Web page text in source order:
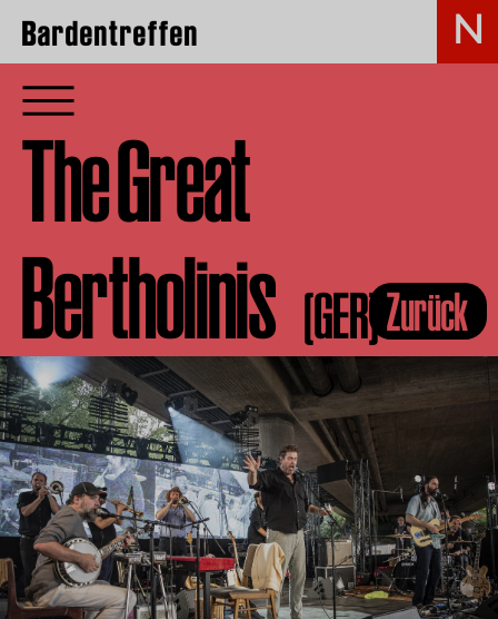
Bardentreffen
The Great
Bertholinis (GER)Zurück